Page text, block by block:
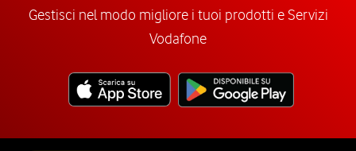
Gestisci nel modo migliore i tuoi prodotti e Servizi
Vodafone